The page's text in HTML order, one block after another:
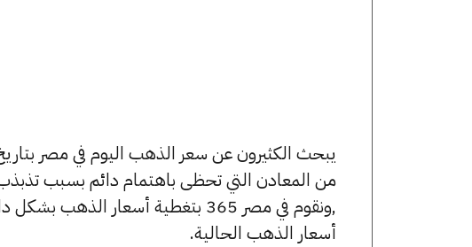
من المعادن التي تحظى باهتمام دائم بسبب
,ونقوم في مصر 365 بتغطية أسعار
أسعار الذهب الحالية.